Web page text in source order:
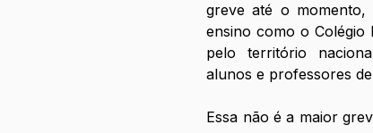
greve até o momento,
ensino como o Colégio
pelo território
alunos e professores
Essa não é a maior